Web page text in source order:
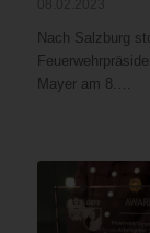
Nach Salzburg
Mayer am 8.…